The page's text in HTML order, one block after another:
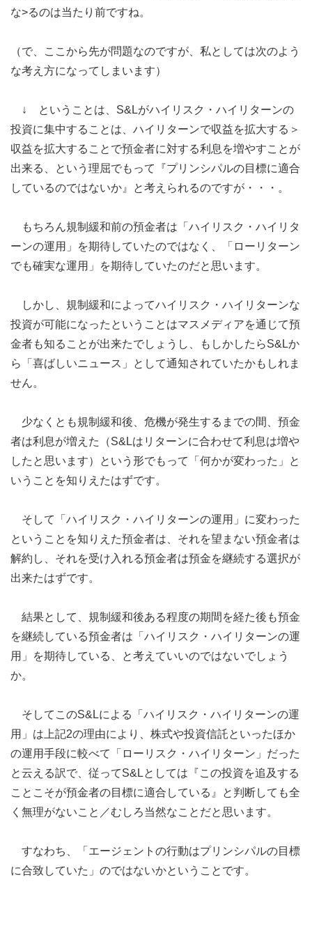
な>るのは当たり前ですね。
（で、ここから先が問題なのですが、私としては次のよう
な考え方になってしまいます）
↓ ということは、S&Lがハイリスク・ハイリターンの
投資に集中することは、ハイリターンで収益を拡大する＞
収益を拡大することで預金者に対する利息を増やすことが
出来る、という理屈でもって『プリンシパルの目標に適合
しているのではないか』と考えられるのですが・・・。
もちろん規制緩和前の預金者は「ハイリスク・ハイリタ
ーンの運用」を期待していたのではなく、「ローリターン
でも確実な運用」を期待していたのだと思います。
しかし、規制緩和によってハイリスク・ハイリターンな
投資が可能になったということはマスメディアを通じて預
金者も知ることが出来たでしょうし、もしかしたらS&Lか
ら「喜ばしいニュース」として通知されていたかもしれま
せん。
少なくとも規制緩和後、危機が発生するまでの間、預金
者は利息が増えた（S&Lはリターンに合わせて利息は増や
したと思います）という形でもって「何かが変わった」と
いうことを知りえたはずです。
そして「ハイリスク・ハイリターンの運用」に変わった
ということを知りえた預金者は、それを望まない預金者は
解約し、それを受け入れる預金者は預金を継続する選択が
出来たはずです。
結果として、規制緩和後ある程度の期間を経た後も預金
を継続している預金者は「ハイリスク・ハイリターンの運
用」を期待している、と考えていいのではないでしょう
か。
そしてこのS&Lによる「ハイリスク・ハイリターンの運
用」は上記2の理由により、株式や投資信託といったほか
の運用手段に較べて「ローリスク・ハイリターン」だった
と云える訳で、従ってS&Lとしては『この投資を追及する
ことこそが預金者の目標に適合している』と判断しても全
く無理がないこと／むしろ当然なことだと思います。
すなわち、「エージェントの行動はプリンシパルの目標
に合致していた」のではないかということです。